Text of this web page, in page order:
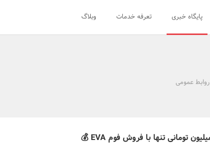
پایگاه خبری تعرفه خدمات وبلاگ
روابط عمومی